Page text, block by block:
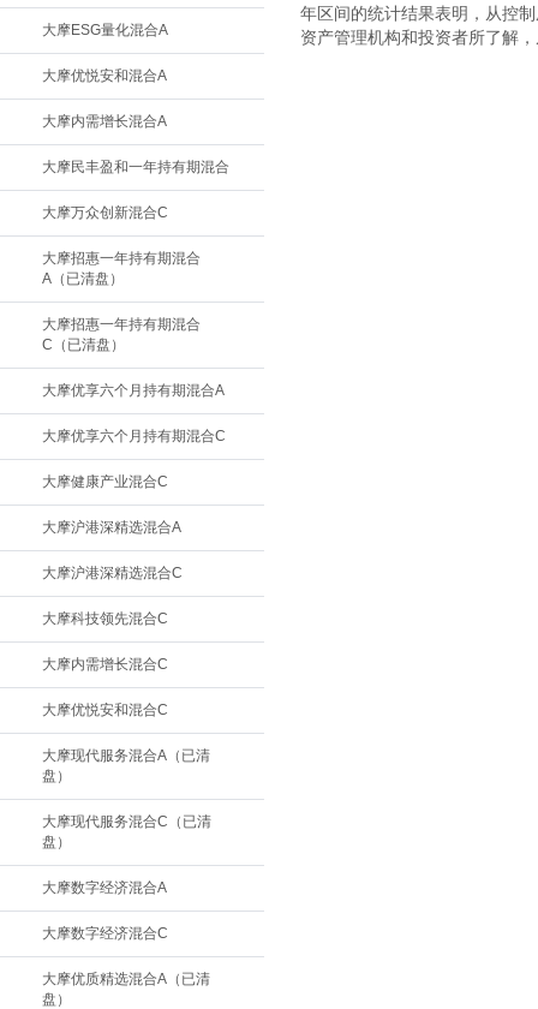
大摩ESG量化混合A
大摩优悦安和混合A
大摩内需增长混合A
大摩民丰盈和一年持有期混合
大摩万众创新混合C
大摩招惠一年持有期混合
A（已清盘）
大摩招惠一年持有期混合
C（已清盘）
大摩优享六个月持有期混合A
大摩优享六个月持有期混合C
大摩健康产业混合C
大摩沪港深精选混合A
大摩沪港深精选混合C
大摩科技领先混合C
大摩内需增长混合C
大摩优悦安和混合C
大摩现代服务混合A（已清
盘）
大摩现代服务混合C（已清
盘）
大摩数字经济混合A
大摩数字经济混合C
大摩优质精选混合A（已清
盘）
年区间的统计结果表明，从控
资产管理机构和投资者所了解